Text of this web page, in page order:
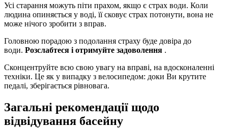
Усі старання можуть піти прахом, якщо є страх води. Коли
людина опиняється у воді, її сковує страх потонути, вона не
може нічого зробити з вправ.
Головною порадою з подолання страху буде довіра до
води. Розслабтеся і отримуйте задоволення .
Сконцентруйте всю свою увагу на вправі, на вдосконаленні
техніки. Це як у випадку з велосипедом: доки Ви крутите
педалі, зберігається рівновага.
Загальні рекомендації щодо
відвідування басейну